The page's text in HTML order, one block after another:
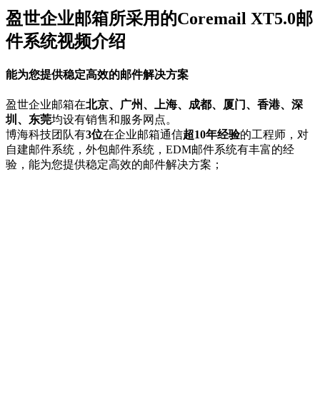
盈世企业邮箱所采用的Coremail XT5.0邮
件系统视频介绍
能为您提供稳定高效的邮件解决方案
盈世企业邮箱在北京、广州、上海、成都、厦门、香港、深
圳、东莞均设有销售和服务网点。
博海科技团队有3位在企业邮箱通信超10年经验的工程师，对
自建邮件系统，外包邮件系统，EDM邮件系统有丰富的经
验，能为您提供稳定高效的邮件解决方案；